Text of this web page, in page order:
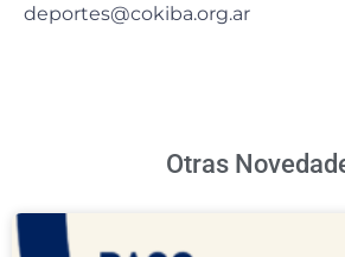
deportes@cokiba.org.ar
Otras